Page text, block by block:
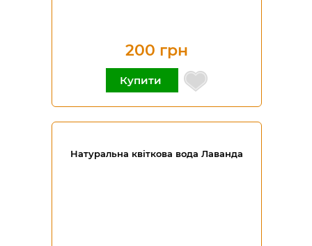
200 грн
Купити
Натуральна квіткова вода Лаванда